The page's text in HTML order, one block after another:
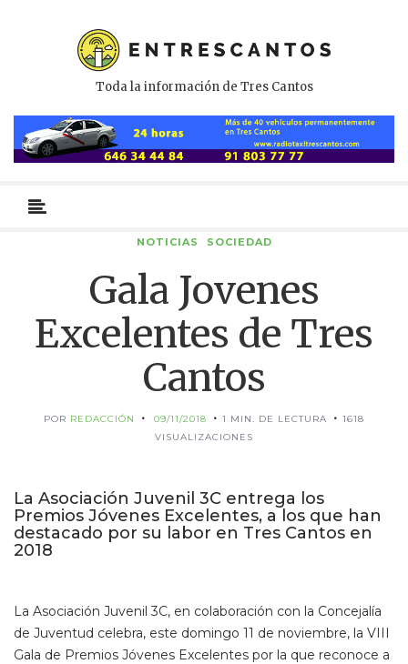
Toda la información de Tres Cantos
primario
NOTICIAS SOCIEDAD
Gala Jovenes
Excelentes de Tres
Cantos
POR REDACCIÓN 09/11/2018 1 MIN. DE LECTURA
1618
VISUALIZACIONES
La Asociación Juvenil 3C entrega los
Premios Jóvenes Excelentes, a los que han
destacado por su labor en Tres Cantos en
2018
La Asociación Juvenil 3C, en colaboración con la Concejalía
de Juventud celebra, este domingo 11 de noviembre, la VIII
Gala de Premios Jóvenes Excelentes por la que reconoce a